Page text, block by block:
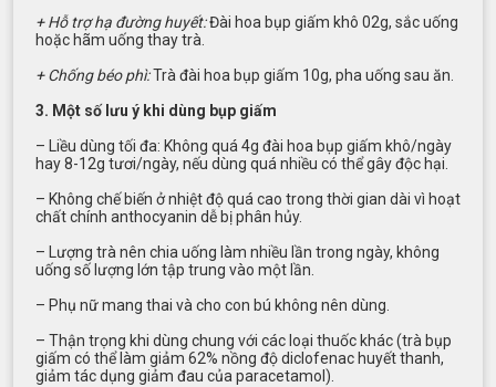
+ Hỗ trợ hạ đường huyết:Đài hoa bụp giấm khô 02g, sắc uống
hoặc hãm uống thay trà.
+ Chống béo phì:Trà đài hoa bụp giấm 10g, pha uống sau ăn.
3. Một số lưu ý khi dùng bụp giấm
– Liều dùng tối đa: Không quá 4g đài hoa bụp giấm khô/ngày
hay 8-12g tươi/ngày, nếu dùng quá nhiều có thể gây độc hại.
– Không chế biến ở nhiệt độ quá cao trong thời gian dài vì hoạt
chất chính anthocyanin dễ bị phân hủy.
– Lượng trà nên chia uống làm nhiều lần trong ngày, không
uống số lượng lớn tập trung vào một lần.
– Phụ nữ mang thai và cho con bú không nên dùng.
– Thận trọng khi dùng chung với các loại thuốc khác (trà bụp
giấm có thể làm giảm 62% nồng độ diclofenac huyết thanh,
giảm tác dụng giảm đau của paracetamol).